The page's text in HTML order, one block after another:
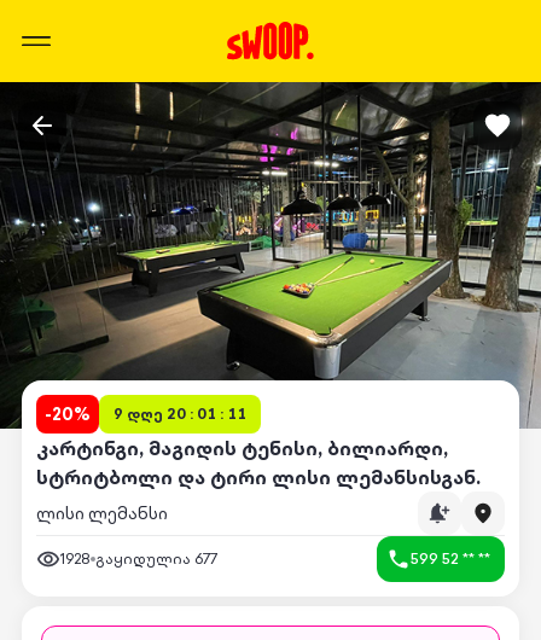
-20% 9 დღე 20 : 01 : 11
კარტინგი, მაგიდის ტენისი, ბილიარდი,
სტრიტბოლი და ტირი ლისი ლემანსისგან.
ლისი ლემანსი
1928 გაყიდულია 677 599 52 ** **